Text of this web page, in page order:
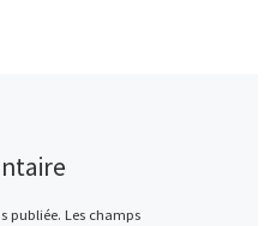
publiée. Les champs